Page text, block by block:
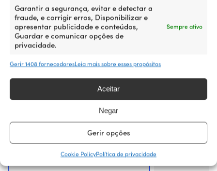
Garantir a segurança, evitar e detectar a
fraude, e corrigir erros, Disponibilizar e
apresentar publicidade e conteúdos,
Guardar e comunicar opções de
privacidade.
Sempre ativo
Gerir 1408 fornecedoresLeia mais sobre esses propósitos
Aceitar
Negar
Gerir opções
Cookie PolicyPolítica de privacidade
Compare com outros mais vendidos
emcintas de amarração